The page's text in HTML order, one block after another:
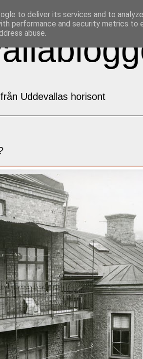
Uddevallas horisont
to deliver its services and to
performance and security metrics to
abuse.